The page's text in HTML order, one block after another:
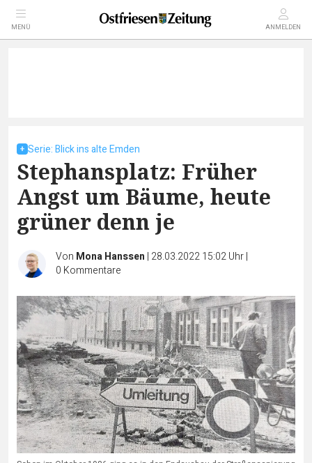
MENÜ ANMELDEN
Serie: Blick ins alte Emden
Stephansplatz: Früher
Angst um Bäume, heute
grüner denn je
Von Mona Hanssen | 28.03.2022 15:02 Uhr|
0 Kommentare